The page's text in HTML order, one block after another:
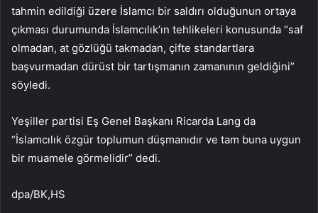
tahmin edildiği üzere İslamcı bir saldırı olduğunun ortaya
çıkması durumunda İslamcılık’ın tehlikeleri konusunda “saf
olmadan, at gözlüğü takmadan, çifte standartlara
başvurmadan dürüst bir tartışmanın zamanının geldiğini”
söyledi.
Yeşiller partisi Eş Genel Başkanı Ricarda Lang da
“İslamcılık özgür toplumun düşmanıdır ve tam buna uygun
bir muamele görmelidir” dedi.
dpa/BK,HS